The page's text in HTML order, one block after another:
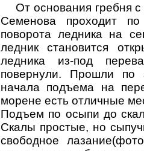
От основания гребня
Семенова проходит
поворота ледника на
ледник становится
ледника из-под
повернули. Прошли по
начала подъема на
морене есть отличные
Подъем по осыпи до
Скалы простые, но
свободное